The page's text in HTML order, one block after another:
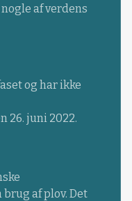
af verdens
og har ikke
26. juni 2022.
af plov. Det